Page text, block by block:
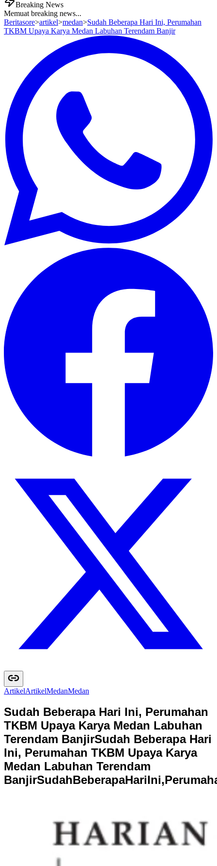
Breaking News
Memuat breaking news...
Beritasore>artikel>medan>Sudah Beberapa Hari Ini, Perumahan
TKBM Upaya Karya Medan Labuhan Terendam Banjir
ArtikelArtikelMedanMedan
Sudah Beberapa Hari Ini, Perumahan
TKBM Upaya Karya Medan Labuhan
Terendam BanjirSudah Beberapa Hari
Ini, Perumahan TKBM Upaya Karya
Medan Labuhan Terendam
BanjirSudahBeberapaHariIni,Perumah